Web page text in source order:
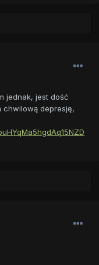
jednak, jest dość
chwilową depresję,